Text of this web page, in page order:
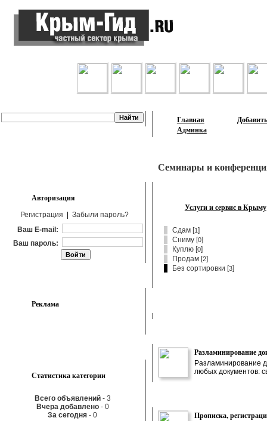
Главная
Админка
Семинары и
Услуги и сервис в Крыму
Сдам[1]
Сниму[0]
Куплю[0]
Продам[2]
Без сортировки [3]
Разламинирование
Разламинирование
любых документов:
Прописка,
Авторизация
Регистрация
Забыли пароль?
Ваш E-mail:
Ваш пароль:
Реклама
Статистика категории
Всего объявлений- 3
Вчера добавлено- 0
За сегодня - 0